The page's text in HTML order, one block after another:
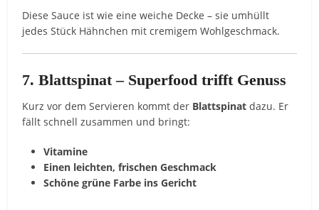
Diese Sauce ist wie eine weiche Decke – sie umhüllt
jedes Stück Hähnchen mit cremigem Wohlgeschmack.
7. Blattspinat – Superfood trifft Genuss
Kurz vor dem Servieren kommt der Blattspinat dazu. Er
fällt schnell zusammen und bringt:
Vitamine
Einen leichten, frischen Geschmack
Schöne grüne Farbe ins Gericht